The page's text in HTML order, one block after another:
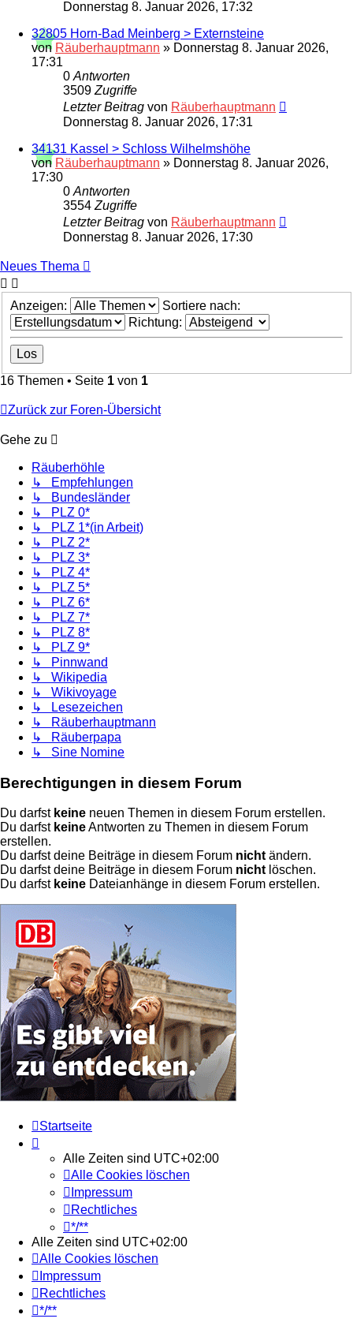
Donnerstag 8. Januar 2026, 17:32
32805 Horn-Bad Meinberg > Externsteine
von Räuberhauptmann » Donnerstag 8. Januar 2026,
17:31
0 Antworten
3509 Zugriffe
Letzter Beitrag von Räuberhauptmann
Donnerstag 8. Januar 2026, 17:31
34131 Kassel > Schloss Wilhelmshöhe
von Räuberhauptmann » Donnerstag 8. Januar 2026,
17:30
0 Antworten
3554 Zugriffe
Letzter Beitrag von Räuberhauptmann
Donnerstag 8. Januar 2026, 17:30
Neues Thema
Anzeigen:
Sortiere nach:
Richtung:
16 Themen • Seite 1 von 1
Zurück zur Foren-Übersicht
Gehe zu
Räuberhöhle
↳ Empfehlungen
↳ Bundesländer
↳ PLZ 0*
↳ PLZ 1*(in Arbeit)
↳ PLZ 2*
↳ PLZ 3*
↳ PLZ 4*
↳ PLZ 5*
↳ PLZ 6*
↳ PLZ 7*
↳ PLZ 8*
↳ PLZ 9*
↳ Pinnwand
↳ Wikipedia
↳ Wikivoyage
↳ Lesezeichen
↳ Räuberhauptmann
↳ Räuberpapa
↳ Sine Nomine
Berechtigungen in diesem Forum
Du darfst keine neuen Themen in diesem Forum erstellen.
Du darfst keineAntworten zu Themen in diesem Forum
erstellen.
Du darfst deine Beiträge in diesem Forum nicht ändern.
Du darfst deine Beiträge in diesem Forum nicht löschen.
Du darfst keine Dateianhänge in diesem Forum erstellen.
Startseite
Alle Zeiten sind UTC+02:00
Alle Cookies löschen
Impressum
Rechtliches
*/**
Alle Zeiten sind UTC+02:00
Alle Cookies löschen
Impressum
Rechtliches
*/**